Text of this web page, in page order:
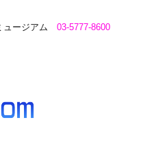
ュージアム 03-5777-8600